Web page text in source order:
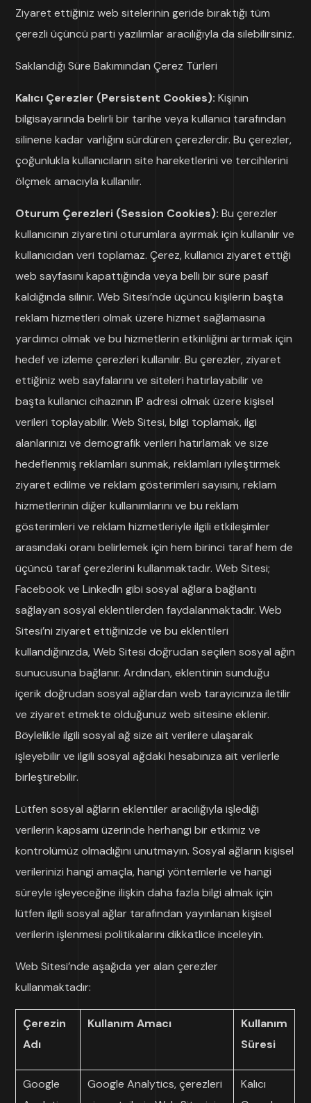
Ziyaret ettiğiniz web sitelerinin geride bıraktığı tüm
çerezli üçüncü parti yazılımlar aracılığıyla da silebilirsiniz.
Saklandığı Süre Bakımından Çerez Türleri
Kalıcı Çerezler (Persistent Cookies): Kişinin
bilgisayarında belirli bir tarihe veya kullanıcı tarafından
silinene kadar varlığını sürdüren çerezlerdir. Bu çerezler,
çoğunlukla kullanıcıların site hareketlerini ve tercihlerini
ölçmek amacıyla kullanılır.
Oturum Çerezleri (Session Cookies): Bu çerezler
kullanıcının ziyaretini oturumlara ayırmak için kullanılır ve
kullanıcıdan veri toplamaz. Çerez, kullanıcı ziyaret ettiği
web sayfasını kapattığında veya belli bir süre pasif
kaldığında silinir. Web Sitesi’nde üçüncü kişilerin başta
reklam hizmetleri olmak üzere hizmet sağlamasına
yardımcı olmak ve bu hizmetlerin etkinliğini artırmak için
hedef ve izleme çerezleri kullanılır. Bu çerezler, ziyaret
ettiğiniz web sayfalarını ve siteleri hatırlayabilir ve
başta kullanıcı cihazının IP adresi olmak üzere kişisel
verileri toplayabilir. Web Sitesi, bilgi toplamak, ilgi
alanlarınızı ve demografik verileri hatırlamak ve size
hedeflenmiş reklamları sunmak, reklamları iyileştirmek
ziyaret edilme ve reklam gösterimleri sayısını, reklam
hizmetlerinin diğer kullanımlarını ve bu reklam
gösterimleri ve reklam hizmetleriyle ilgili etkileşimler
arasındaki oranı belirlemek için hem birinci taraf hem de
üçüncü taraf çerezlerini kullanmaktadır. Web Sitesi;
Facebook ve LinkedIn gibi sosyal ağlara bağlantı
sağlayan sosyal eklentilerden faydalanmaktadır. Web
Sitesi’ni ziyaret ettiğinizde ve bu eklentileri
kullandığınızda, Web Sitesi doğrudan seçilen sosyal ağın
sunucusuna bağlanır. Ardından, eklentinin sunduğu
içerik doğrudan sosyal ağlardan web tarayıcınıza iletilir
ve ziyaret etmekte olduğunuz web sitesine eklenir.
Böylelikle ilgili sosyal ağ size ait verilere ulaşarak
işleyebilir ve ilgili sosyal ağdaki hesabınıza ait verilerle
birleştirebilir.
Lütfen sosyal ağların eklentiler aracılığıyla işlediği
verilerin kapsamı üzerinde herhangi bir etkimiz ve
kontrolümüz olmadığını unutmayın. Sosyal ağların kişisel
verilerinizi hangi amaçla, hangi yöntemlerle ve hangi
süreyle işleyeceğine ilişkin daha fazla bilgi almak için
lütfen ilgili sosyal ağlar tarafından yayınlanan kişisel
verilerin işlenmesi politikalarını dikkatlice inceleyin.
Web Sitesi’nde aşağıda yer alan çerezler
kullanmaktadır:
Çerezin
Adı
Kullanım Amacı
Kullanım
Süresi
Google
Google Analytics, çerezleri
Kalıcı